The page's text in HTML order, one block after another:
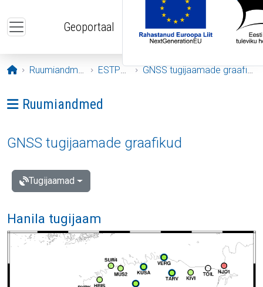
Geoportaal
Avaleht
Ruumiandmed ESTPOS GNSS tugijaamade graafikud
Ava menüü: Ruumiandmed
Ruumiandmed
GNSS tugijaamade graafikud
Tugijaamad
Hanila tugijaam